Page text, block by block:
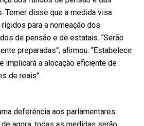
Temer disse que a medida visa
para a nomeação dos
de pensão e de estatais. “Serão
preparadas”, afirmou. “Estabelece
implicará a alocação eficiente de
de reais”.
deferência aos parlamentares.